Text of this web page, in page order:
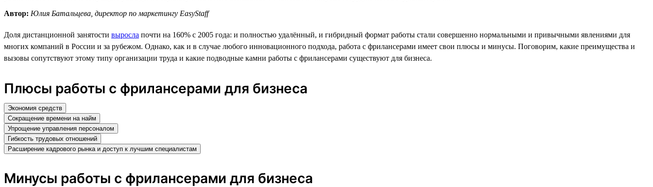
Автор: Юлия Батальцева, директор по маркетингу EasyStaff
Доля дистанционной занятости выросла почти на 160% с 2005 года: и полностью удалённый, и гибридный формат работы стали совершенно нормальными и привычными явлениями для
многих компаний в России и за рубежом. Однако, как и в случае любого инновационного подхода, работа с фрилансерами имеет свои плюсы и минусы. Поговорим, какие преимущества и
вызовы сопутствуют этому типу организации труда и какие подводные камни работы с фрилансерами существуют для бизнеса.
Плюсы работы с фрилансерами для бизнеса
Экономия средств
Сокращение времени на найм
Упрощение управления персоналом
Гибкость трудовых отношений
Расширение кадрового рынка и доступ к лучшим специалистам
Минусы работы с фрилансерами для бизнеса